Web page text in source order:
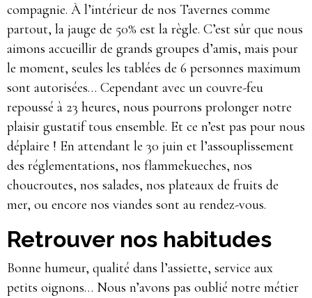
compagnie. À l’intérieur de nos Tavernes comme
partout, la jauge de 50% est la règle. C’est sûr que nous
aimons accueillir de grands groupes d’amis, mais pour
le moment, seules les tablées de 6 personnes maximum
sont autorisées… Cependant avec un couvre-feu
repoussé à 23 heures, nous pourrons prolonger notre
plaisir gustatif tous ensemble. Et ce n’est pas pour nous
déplaire ! En attendant le 30 juin et l’assouplissement
des réglementations, nos flammekueches, nos
choucroutes, nos salades, nos plateaux de fruits de
mer, ou encore nos viandes sont au rendez-vous.
Retrouver nos habitudes
Bonne humeur, qualité dans l’assiette, service aux
petits oignons… Nous n’avons pas oublié notre métier